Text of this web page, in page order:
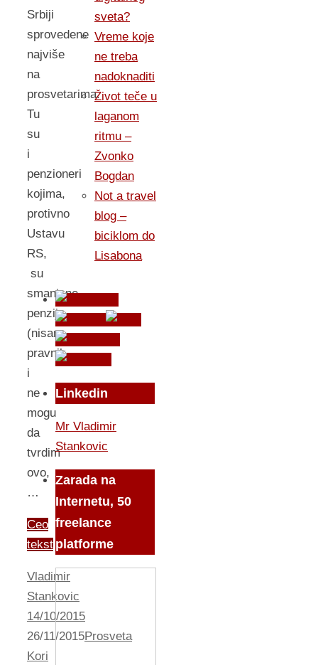
Srbiji
sprovedene
najviše
na
prosvetarima.
Tu
su
i
penzioneri
kojima,
protivno
Ustavu
RS,
su
smanjene
penzije
(nisam
pravnik
i
ne
mogu
da
tvrdim
ovo,
…
Ceo
tekst
Vladimir
Stankovic
14/10/2015
26/11/2015Prosveta
Kori
sveta?
Vreme koje
ne treba
nadoknaditi
Život teče u
laganom
ritmu –
Zvonko
Bogdan
Not a travel
blog –
biciklom do
Lisabona
Linkedin
Mr Vladimir
Stankovic
Zarada na
Internetu, 50
freelance
platforme